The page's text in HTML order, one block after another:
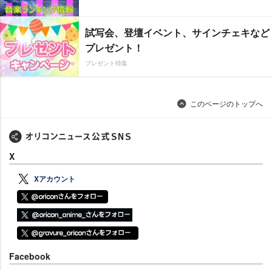
試写会、登壇イベント、サインチェキなど
プレゼント！
プレゼント特集
このページのトップへ
X
Xアカウント
Facebook